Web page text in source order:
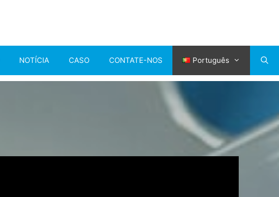
NOTÍCIA CASO CONTATE-NOS Português